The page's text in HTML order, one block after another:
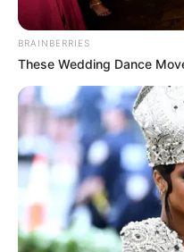
želio i izgubio sve što je
Daniel me sustigao u
dopustio trčanje. Samo je
vena na vratu.
„Od kada?“ upitao me.
Zaustavio sam se kod
BRAINBERRIES
These Wedding Dance